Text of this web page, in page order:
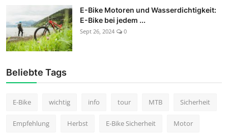
E-Bike Motoren und Wasserdichtigkeit:
E-Bike bei jedem ...
Sept 26, 2024 0
Beliebte Tags
E-Bike wichtig info tour MTB Sicherheit
Empfehlung Herbst E-Bike Sicherheit Motor